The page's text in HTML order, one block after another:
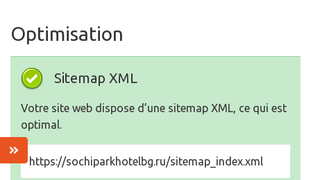
Optimisation
Sitemap XML
Votre site web dispose d’une sitemap XML, ce qui est
optimal.
https://sochiparkhotelbg.ru/sitemap_index.xml